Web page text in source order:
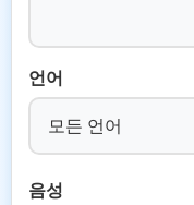
언어
모든 언어
음성